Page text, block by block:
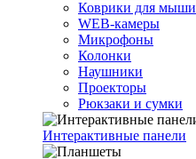
Коврики для мыши
WEB-камеры
Микрофоны
Колонки
Наушники
Проекторы
Рюкзаки и сумки
Интерактивные панели